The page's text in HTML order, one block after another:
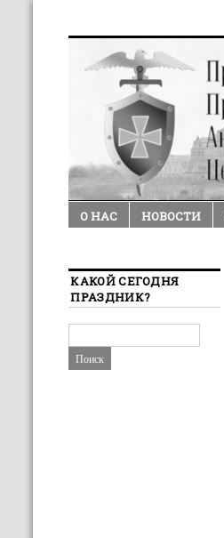
О НАС НОВОСТИ
КАКОЙ СЕГОДНЯ
ПРАЗДНИК?